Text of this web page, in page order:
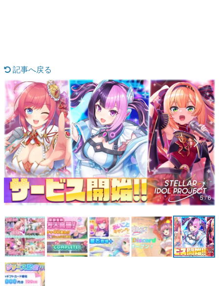
なんでゲームは面白い？
ゲーム開発者・hamatsu氏がゲームの魅力を画面や操作の
具体的な形から解き明かしていく、硬派で骨太な評論連載
です。
ゲームが変えた日本語
「経験値」「裏技」「ラスボス」… ゲームにまつわる言葉
の起源や用法の変遷を、コンピューター文化史研究家・タ
イニーP氏が徹底調査。
カテゴリ
特集記事
マンガ
女性向け
アプリレビュー
その他
記事へ戻る
5 / 6